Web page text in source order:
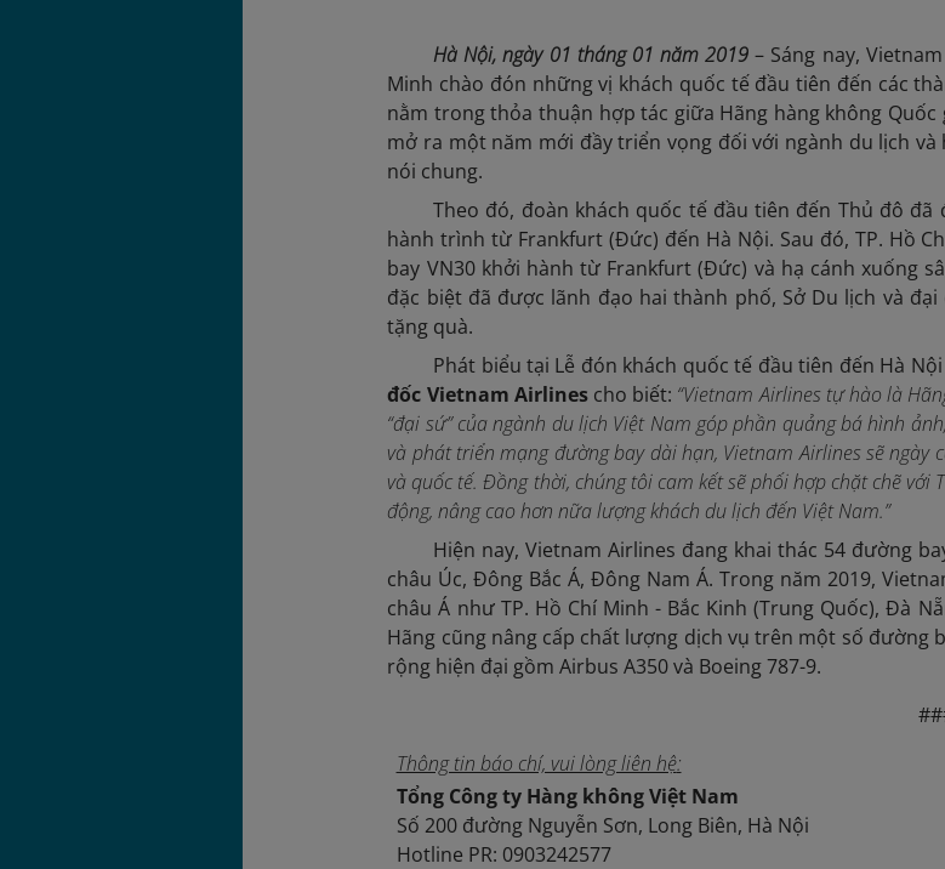
Hà Nội, ngày 01 tháng 01 năm 2019– Sáng nay,
Minh chào đón những vị khách quốc tế đầu tiên đến các
nằm trong thỏa thuận hợp tác giữa Hãng hàng không Quốc
mở ra một năm mới đầy triển vọng đối với ngành du lịch
nói chung.
Theo đó, đoàn khách quốc tế đầu tiên đến Thủ đô đã
hành trình từ Frankfurt (Đức) đến Hà Nội. Sau đó, TP. Hồ
bay VN30 khởi hành từ Frankfurt (Đức) và hạ cánh xuống
đặc biệt đã được lãnh đạo hai thành phố, Sở Du lịch và
tặng quà.
Phát biểu tại Lễ đón khách quốc tế đầu tiên đến Hà
đốc Vietnam Airlinescho biết: “Vietnam Airlines tự hào là
“đại sứ” của ngành du lịch Việt Nam góp phần quảng bá hình
và phát triển mạng đường bay dài hạn, Vietnam Airlines sẽ
và quốc tế. Đồng thời, chúng tôi cam kết sẽ phối hợp chặt chẽ với
động, nâng cao hơn nữa lượng khách du lịch đến Việt Nam.”
Hiện nay, Vietnam Airlines đang khai thác 54 đường
châu Úc, Đông Bắc Á, Đông Nam Á. Trong năm 2019,
châu Á như TP. Hồ Chí Minh - Bắc Kinh (Trung Quốc), Đà
Hãng cũng nâng cấp chất lượng dịch vụ trên một số đường
rộng hiện đại gồm Airbus A350 và Boeing 787-9.
Thông tin báo chí, vui lòng liên hệ:
Tổng Công ty Hàng không Việt Nam
Số 200 đường Nguyễn Sơn, Long Biên, Hà Nội
Hotline PR: 0903242577